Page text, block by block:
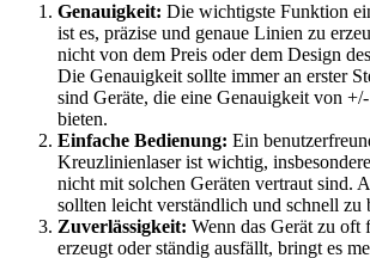
Genauigkeit: Die wichtigste Funktion
ist es, präzise und genaue Linien zu
nicht von dem Preis oder dem Design
Die Genauigkeit sollte immer an erster
sind Geräte, die eine Genauigkeit von
bieten.
Einfache Bedienung: Ein
Kreuzlinienlaser ist wichtig,
nicht mit solchen Geräten vertraut sind.
sollten leicht verständlich und schnell zu
Zuverlässigkeit: Wenn das Gerät zu oft
erzeugt oder ständig ausfällt, bringt es